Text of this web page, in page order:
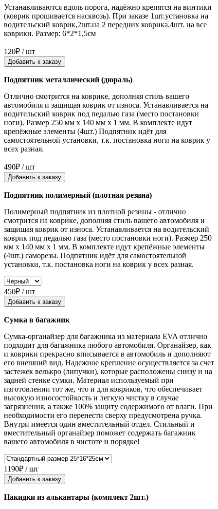
Устанавливаются вдоль порога, надёжно крепятся на винтики
(коврик прошивается насквозь). При заказе 1шт.установка на
водительский коврик,2шт.на 2 передних коврика,4шт. на все
коврики. Размер: 6*2*1,5см
120₽ / шт
Добавить к заказу
Подпятник металлический (дюраль)
Отлично смотрится на коврике, дополняя стиль вашего
автомобиля и защищая коврик от износа. Устанавливается на
водительский коврик под педалью газа (место постановки
ноги). Размер 250 мм x 140 мм x 1 мм. В комплекте идут
крепёжные элементы (4шт.) Подпятник идёт для
самостоятельной установки, т.к. постановка ноги на коврик у
всех разная.
490₽ / шт
Добавить к заказу
Подпятник полимерный (плотная резина)
Полимерный подпятник из плотной резины - отлично
смотрится на коврике, дополняя стиль вашего автомобиля и
защищая коврик от износа. Устанавливается на водительский
коврик под педалью газа (место постановки ноги). Размер 250
мм x 140 мм x 1 мм. В комплекте идут крепёжные элементы
(4шт.) саморезы. Подпятник идёт для самостоятельной
установки, т.к. постановка ноги на коврик у всех разная.
450₽ / шт
Добавить к заказу
Сумка в багажник
Сумка-органайзер для багажника из материала EVA отлично
подходит для багажника любого автомобиля. Органайзер, как
и коврики прекрасно вписывается в автомобиль и дополняют
его внешний вид. Надежное крепление осуществляется за счет
застежек велькро (липучки), которые расположены снизу и на
задней стенке сумки. Материал используемый при
изготовлении тот же, что и для ковриков, что обеспечивает
высокую износостойкость и легкую чистку в случае
загрязнения, а также 100% защиту содержимого от влаги. При
необходимости его перенести сверху предусмотрена ручка.
Внутри имеется один вместительный отдел. Стильный и
вместительный органайзер поможет содержать багажник
вашего автомобиля в чистоте и порядке!
1190₽ / шт
Добавить к заказу
Накидки из алькантары (комплект 2шт.)